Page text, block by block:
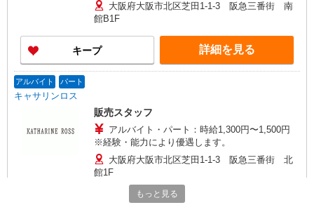
大阪府大阪市北区芝田1-1-3 阪急三番街 南
館B1F
キープ 詳細を見る
アルバイト パート
キャサリンロス
販売スタッフ
アルバイト・パート：時給1,300円〜1,500円
※経験・能力により優遇します。
大阪府大阪市北区芝田1-1-3 阪急三番街 北
館1F
もっと見る